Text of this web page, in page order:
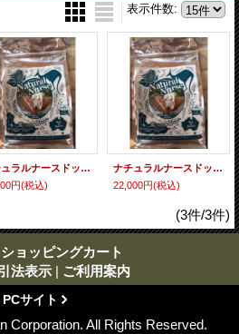
表示件数:
ナチュラルナースドッグフード 2.4Ｋｇ×２ (送料・手数料込み)
円(税込)
ナチュラルナースドッグフード 2.4Ｋｇ×３ (送料・手数料込み)
22,000円(税込)
(3件/3件)
ショッピングカート
法表示 | ご利用案内
PCサイト
Corporation. All Rights Reserved.